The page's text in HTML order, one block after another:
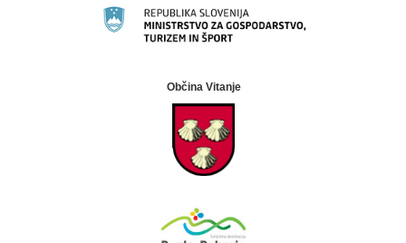
Občina Vitanje